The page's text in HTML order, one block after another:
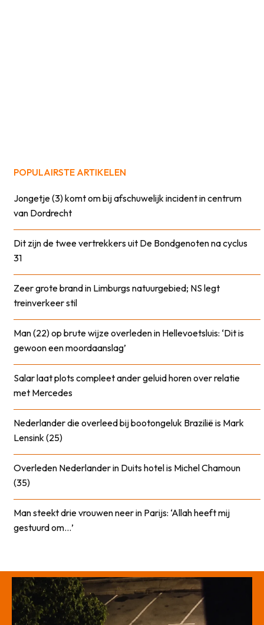
POPULAIRSTE ARTIKELEN
Jongetje (3) komt om bij afschuwelijk incident in centrum
van Dordrecht
Dit zijn de twee vertrekkers uit De Bondgenoten na cyclus
31
Zeer grote brand in Limburgs natuurgebied; NS legt
treinverkeer stil
Man (22) op brute wijze overleden in Hellevoetsluis: ‘Dit is
gewoon een moordaanslag’
Salar laat plots compleet ander geluid horen over relatie
met Mercedes
Nederlander die overleed bij bootongeluk Brazilië is Mark
Lensink (25)
Overleden Nederlander in Duits hotel is Michel Chamoun
(35)
Man steekt drie vrouwen neer in Parijs: ‘Allah heeft mij
gestuurd om…’